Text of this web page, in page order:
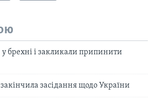
брехні і закликали припинити
засідання щодо України